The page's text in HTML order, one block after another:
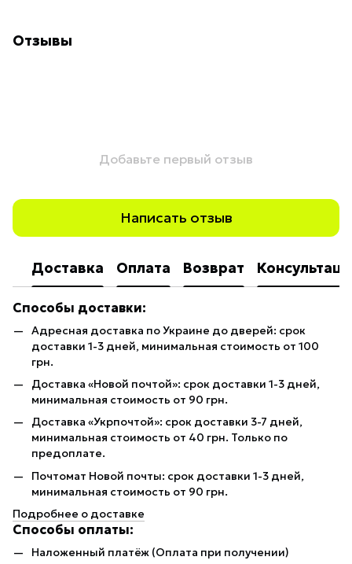
Отзывы
Добавьте первый отзыв
Написать отзыв
Доставка Оплата Возврат
Способы доставки:
Адресная доставка по Украине до дверей: срок
доставки 1-3 дней, минимальная стоимость от 100
грн.
Доставка «Новой почтой»: срок доставки 1-3 дней,
минимальная стоимость от 90 грн.
Доставка «Укрпочтой»: срок доставки 3-7 дней,
минимальная стоимость от 40 грн. Только по
предоплате.
Почтомат Новой почты: срок доставки 1-3 дней,
минимальная стоимость от 90 грн.
Подробнее о доставке
Способы оплаты:
Наложенный платёж (Оплата при получении)